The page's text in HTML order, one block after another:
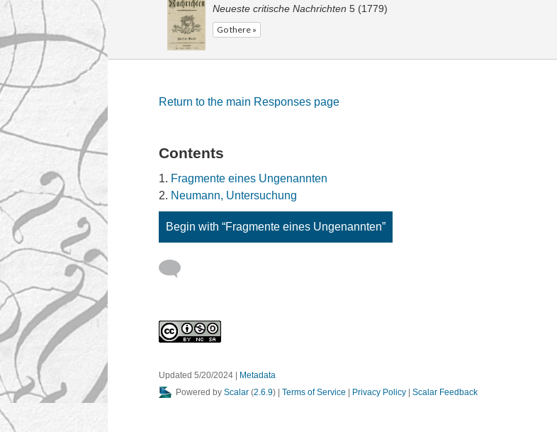
Neueste critische Nachrichten 5 (1779)
Go there »
Return to the main Responses page
Contents
Fragmente eines Ungenannten
Neumann, Untersuchung
Begin with “Fragmente eines Ungenannten”
Updated 5/20/2024
Metadata
Powered by Scalar (2.6.9) | Terms of Service Privacy Policy Scalar Feedback